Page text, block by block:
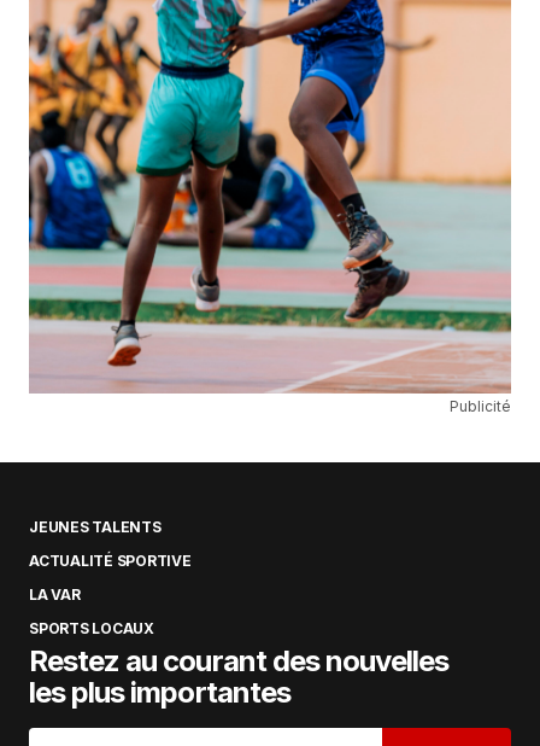
Publicité
JEUNES TALENTS
ACTUALITÉ SPORTIVE
LA VAR
SPORTS LOCAUX
Restez au courant des nouvelles
les plus importantes